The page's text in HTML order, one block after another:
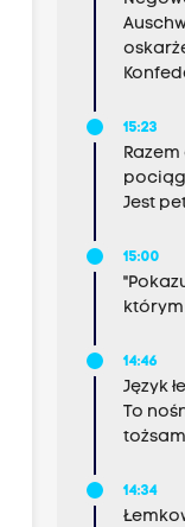
15:23
Jest
15:00
którym
14:46
Język
To
14:34